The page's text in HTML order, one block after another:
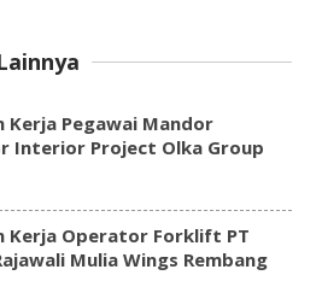
Kerja Pegawai Mandor
Interior Project Olka Group
Kerja Operator Forklift PT
Mulia Wings Rembang